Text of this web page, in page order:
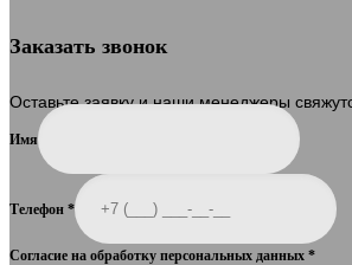
Заказать звонок
Оставьте заявку и наши менеджеры
Имя
Телефон *
Согласие на обработку персональных данных *